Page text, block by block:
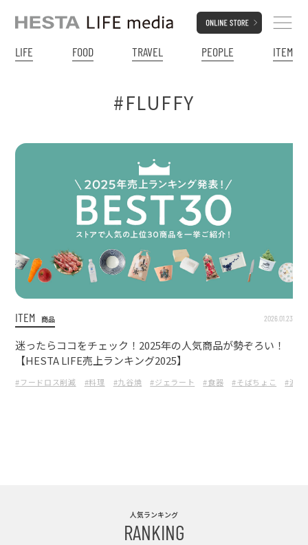
LIFE FOOD TRAVEL PEOPLE ITEM
#FLUFFY
ITEM 商品 2026.01.23
迷ったらココをチェック！2025年の人気商品が勢ぞろい！
【HESTA LIFE売上ランキング2025】
#フードロス削減 #料理 #九谷焼 #ジェラート #食器 #そばちょこ #波佐
人気ランキング
RANKING